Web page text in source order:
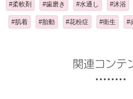
#柔軟剤 #歯磨き #水通し #沐浴
#肌着 #胎動 #花粉症 #衛生 #
関連コンテ